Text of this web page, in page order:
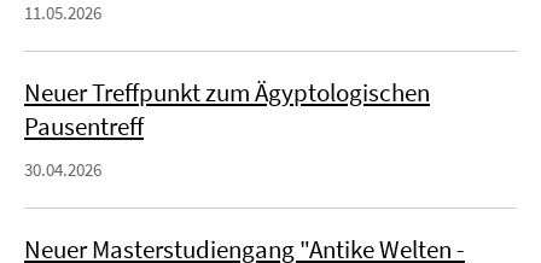
11.05.2026
Neuer Treffpunkt zum Ägyptologischen
Pausentreff
30.04.2026
Neuer Masterstudiengang "Antike Welten -